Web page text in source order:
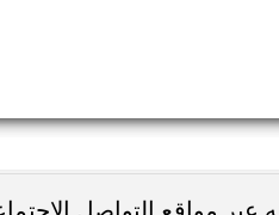
رسالتها.. وفاة ممرضة